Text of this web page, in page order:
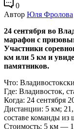
0
Автор Юля Фролова
24 сентября во
марафон с
Участники
км или 5 км и
памятников.
Что:
Где: Владивосток,
Когда: 24 сентября
Дистанции: 5 км;
составе команды из
Стоимость: 5 км —